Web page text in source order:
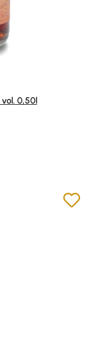
5 Sternen
vol. 0,50l